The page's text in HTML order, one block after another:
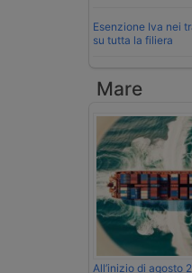
Esenzione Iva nei
su tutta la filiera
Mare
All’inizio di agosto